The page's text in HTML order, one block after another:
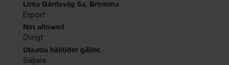
Linta Gårdsväg 5a, Bromma
Export
Not allowed
Övrigt
Utsatta hålltider gäller.
Säljare